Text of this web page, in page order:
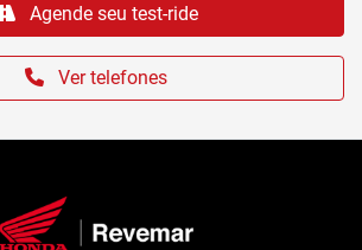
Ver telefones
Agende seu test-ride